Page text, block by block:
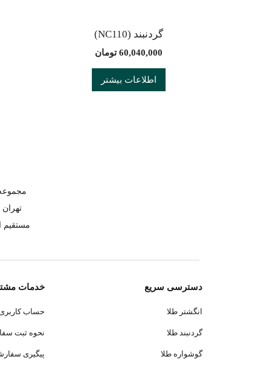
گردنبند (NC110)
60,040,000 تومان
اطلاعات بیشتر
دسترسی سریع
انگشتر طلا
گردنبند طلا
گوشواره طلا
خدمات
حساب
نحوه ثبت
پیگیری